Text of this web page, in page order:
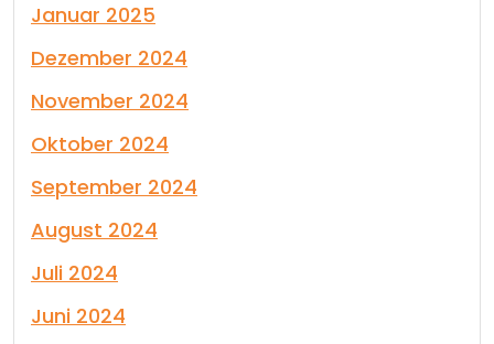
Januar 2025
Dezember 2024
November 2024
Oktober 2024
September 2024
August 2024
Juli 2024
Juni 2024